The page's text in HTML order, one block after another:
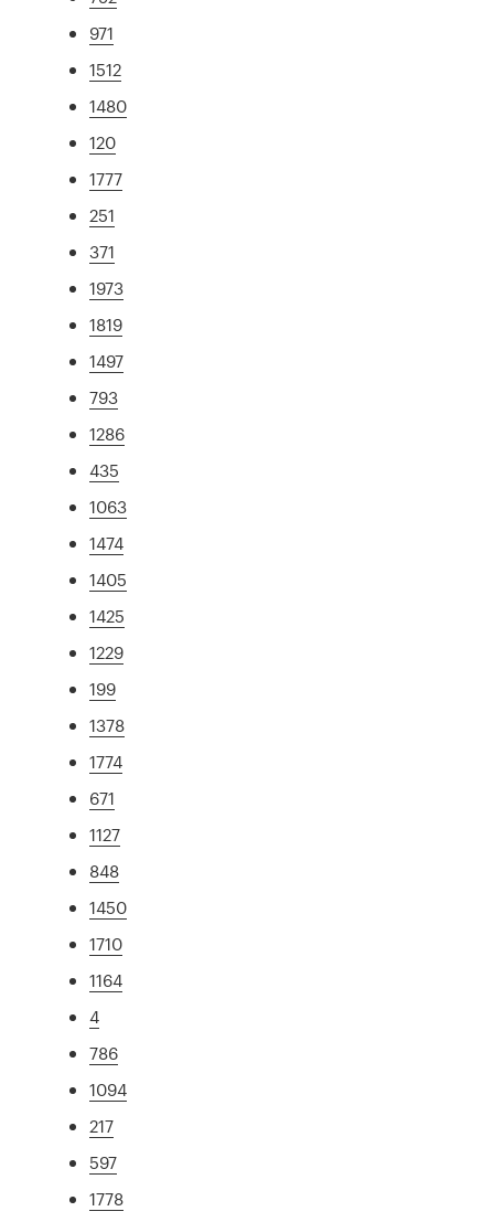
971
1512
1480
120
1777
251
371
1973
1819
1497
793
1286
435
1063
1474
1405
1425
1229
199
1378
1774
671
1127
848
1450
1710
1164
4
786
1094
217
597
1778